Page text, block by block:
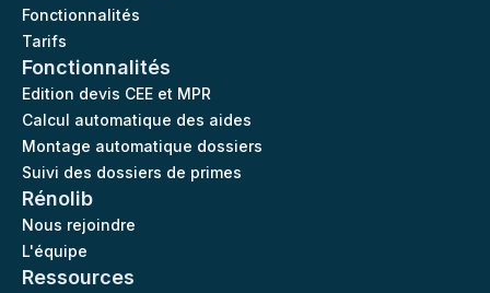
Fonctionnalités
Tarifs
Fonctionnalités
Edition devis CEE et MPR
Calcul automatique des aides
Montage automatique dossiers
Suivi des dossiers de primes
Rénolib
Nous rejoindre
L'équipe
Ressources